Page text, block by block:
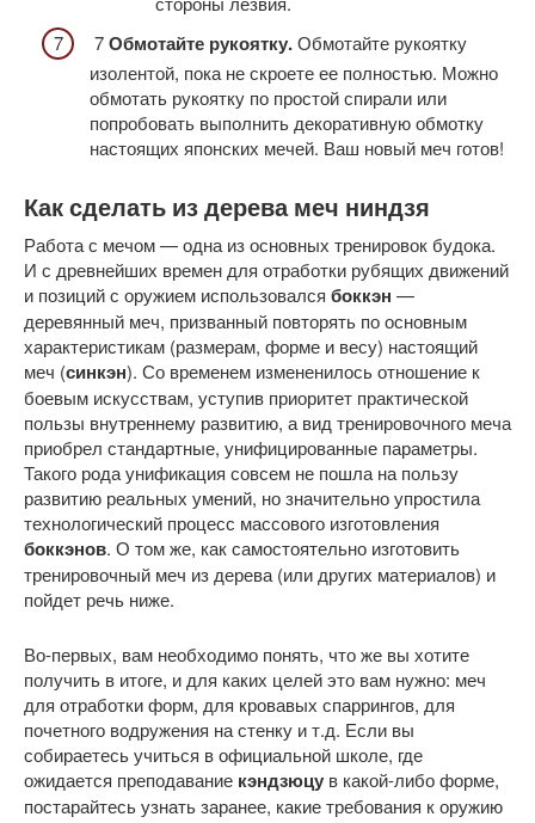
7Обмотайте рукоятку.Обмотайте рукоятку
изолентой, пока не скроете ее полностью. Можно
обмотать рукоятку по простой спирали или
попробовать выполнить декоративную обмотку
настоящих японских мечей. Ваш новый меч готов!
Как сделать из дерева меч ниндзя
Работа с мечом — одна из основных тренировок будока.
И с древнейших времен для отработки рубящих движений
и позиций с оружием использовался боккэн —
деревянный меч, призванный повторять по основным
характеристикам (размерам, форме и весу) настоящий
меч (синкэн). Со временем измененилось отношение к
боевым искусствам, уступив приоритет практической
пользы внутреннему развитию, а вид тренировочного меча
приобрел стандартные, унифицированные параметры.
Такого рода унификация совсем не пошла на пользу
развитию реальных умений, но значительно упростила
технологический процесс массового изготовления
боккэнов. О том же, как самостоятельно изготовить
тренировочный меч из дерева (или других материалов) и
пойдет речь ниже.
Во-первых, вам необходимо понять, что же вы хотите
получить в итоге, и для каких целей это вам нужно: меч
для отработки форм, для кровавых спаррингов, для
почетного водружения на стенку и т.д. Если вы
собираетесь учиться в официальной школе, где
ожидается преподавание кэндзюцу в какой-либо форме,
постарайтесь узнать заранее, какие требования к оружию